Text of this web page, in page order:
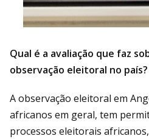
Qual é a avaliação que faz
observação eleitoral no país?
A observação eleitoral em
africanos em geral, tem
processos eleitorais